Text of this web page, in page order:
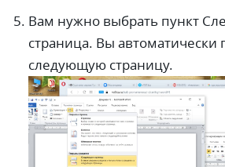
Вам нужно выбрать пункт
страница. Вы автоматически
следующую страницу.